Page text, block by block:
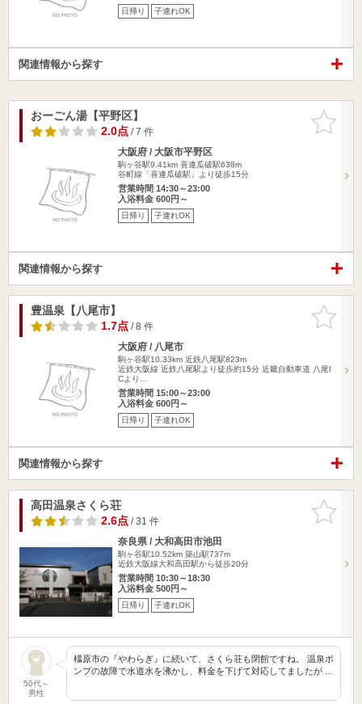
日帰り 子連れOK
関連情報から探す
お気に入
りに追加
おーごん湯【平野区】
2.0点/ 7 件
大阪府 / 大阪市平野区
駒ヶ谷駅9.41km 喜連瓜破駅638m
谷町線「喜連瓜破駅」より徒歩15分
営業時間 14:30～23:00
入浴料金 600円～
日帰り 子連れOK
関連情報から探す
お気に入
りに追加
豊温泉【八尾市】
1.7点/ 8 件
大阪府 / 八尾市
駒ヶ谷駅10.33km 近鉄八尾駅823m
近鉄大阪線 近鉄八尾駅より徒歩約15分 近畿自動車道 八尾I
Cより…
営業時間 15:00～23:00
入浴料金 600円～
日帰り 子連れOK
関連情報から探す
お気に入
りに追加
高田温泉さくら荘
2.6点/ 31 件
奈良県 / 大和高田市池田
駒ヶ谷駅10.52km 築山駅737m
近鉄大阪線大和高田駅から徒歩20分
営業時間 10:30～18:30
入浴料金 500円～
日帰り 子連れOK
50代～
男性
橿原市の『やわらぎ』に続いて、さくら荘も閉館ですね。 温泉ポ
ンプの故障で水道水を沸かし、料金を下げて対応してましたが …